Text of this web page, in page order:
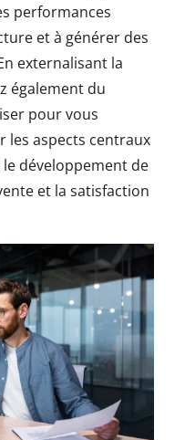
performances
et à générer des
externalisant la
également du
pour vous
les aspects centraux
développement de
et la satisfaction